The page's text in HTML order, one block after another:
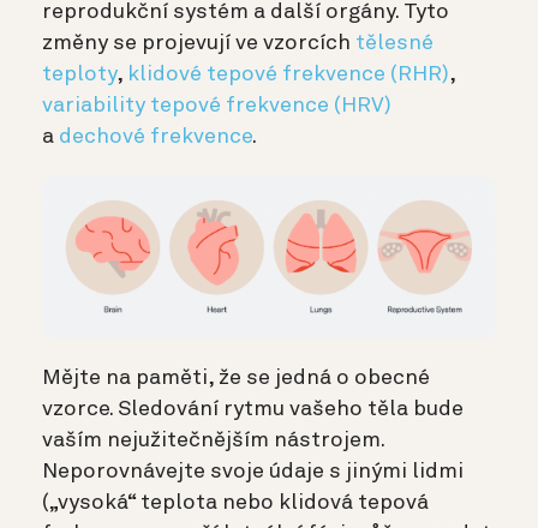
reprodukční systém a další orgány. Tyto
změny se projevují ve vzorcích tělesné
teploty, klidové tepové frekvence (RHR),
variability tepové frekvence (HRV)
a dechové frekvence.
Mějte na paměti, že se jedná o obecné
vzorce. Sledování rytmu vašeho těla bude
vaším nejužitečnějším nástrojem.
Neporovnávejte svoje údaje s jinými lidmi
(„vysoká“ teplota nebo klidová tepová